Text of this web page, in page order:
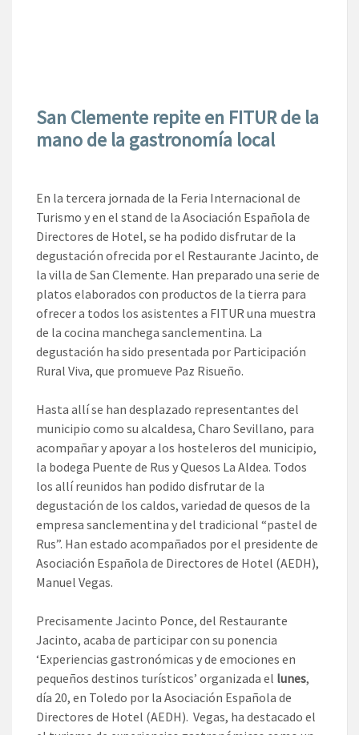
San Clemente repite en FITUR de la
mano de la gastronomía local
En la tercera jornada de la Feria Internacional de
Turismo y en el stand de la Asociación Española de
Directores de Hotel, se ha podido disfrutar de la
degustación ofrecida por el Restaurante Jacinto, de
la villa de San Clemente. Han preparado una serie de
platos elaborados con productos de la tierra para
ofrecer a todos los asistentes a FITUR una muestra
de la cocina manchega sanclementina. La
degustación ha sido presentada por Participación
Rural Viva, que promueve Paz Risueño.
Hasta allí se han desplazado representantes del
municipio como su alcaldesa, Charo Sevillano, para
acompañar y apoyar a los hosteleros del municipio,
la bodega Puente de Rus y Quesos La Aldea. Todos
los allí reunidos han podido disfrutar de la
degustación de los caldos, variedad de quesos de la
empresa sanclementina y del tradicional “pastel de
Rus”. Han estado acompañados por el presidente de
Asociación Española de Directores de Hotel (AEDH),
Manuel Vegas.
Precisamente Jacinto Ponce, del Restaurante
Jacinto, acaba de participar con su ponencia
‘Experiencias gastronómicas y de emociones en
pequeños destinos turísticos’ organizada el lunes,
día 20, en Toledo por la Asociación Española de
Directores de Hotel (AEDH). Vegas, ha destacado el